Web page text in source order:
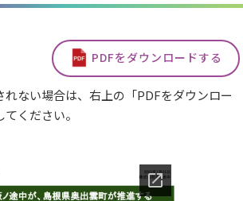
PDFをダウンロードする
ない場合は、右上の「PDFをダウンロー
ください。